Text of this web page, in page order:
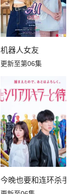
机器人女友
更新至第06集
今晚也要和连环杀手